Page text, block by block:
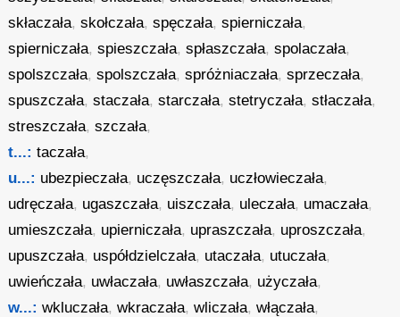
skłaczała,skołczała,spęczała,spierniczała,
spierniczała,spieszczała,spłaszczała,spolaczała,
spolszczała,spolszczała,spróżniaczała,sprzeczała,
spuszczała,staczała,starczała,stetryczała,stłaczała,
streszczała,szczała,
t...: taczała,
u...: ubezpieczała, uczęszczała, uczłowieczała,
udręczała, ugaszczała, uiszczała, uleczała, umaczała,
umieszczała, upierniczała, upraszczała, uproszczała,
upuszczała, uspółdzielczała, utaczała, utuczała,
uwieńczała, uwłaczała, uwłaszczała, użyczała,
w...: wkluczała,wkraczała,wliczała,włączała,